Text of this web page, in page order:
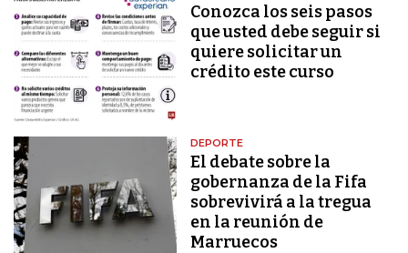
Conozca los seis pasos
que usted debe seguir si
quiere solicitar un
crédito este curso
DEPORTE
El debate sobre la
gobernanza de la Fifa
sobrevivirá a la tregua
en la reunión de
Marruecos